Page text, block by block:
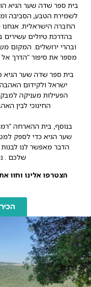
בית ספר שדה שער הגיא
לשמירת הטבע, הסביבה
החברה הישראלית.
בהדרכת טיולים
ובהרי ירושלים. המקום
מספר את סיפור “הדרך
בית ספר שדה שער הגיא
ישראל ולקידום
הפעילות מעניקה
החינוכי לבין
בנוסף, בית ההארחה
שער הגיא כדי לספק
הדבר מאפשר לנו
שלכם .
הצטרפו אלינו וחוו